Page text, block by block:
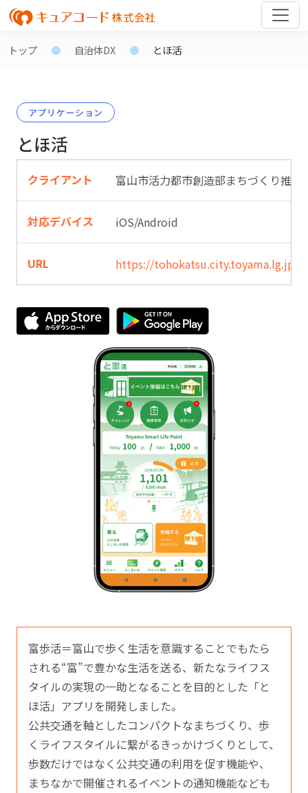
トップ 自治体DX とほ活
アプリケーション
とほ活
クライアント 富山市活力都市創造部まちづくり推進
対応デバイス iOS/Android
URL https://tohokatsu.city.toyama.lg.jp/
富歩活＝富山で歩く生活を意識することでもたら
される“富”で豊かな生活を送る、新たなライフス
タイルの実現の一助となることを目的とした「と
ほ活」アプリを開発しました。
公共交通を軸としたコンパクトなまちづくり、歩
くライフスタイルに繋がるきっかけづくりとして、
歩数だけではなく公共交通の利用を促す機能や、
まちなかで開催されるイベントの通知機能なども